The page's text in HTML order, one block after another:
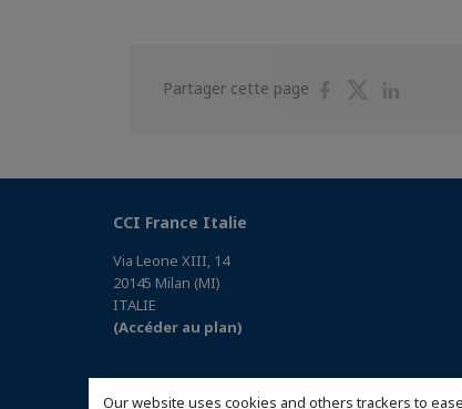
Our website uses cookies and others trackers to
Partager cette page
PartagerPartager
CCI France Italie
Via Leone XIII, 14
20145 Milan (MI)
ITALIE
(Accéder au plan)